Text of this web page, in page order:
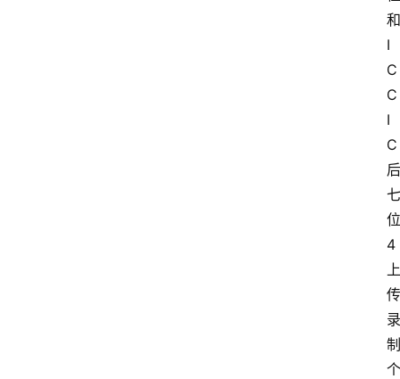
和
I
C
C
I
C
后
七
位
4
上
传
录
制
个